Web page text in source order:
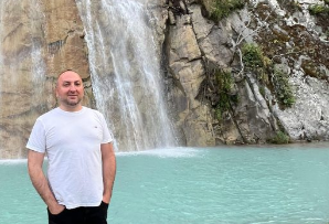
Facebook
Instagram
Youtube